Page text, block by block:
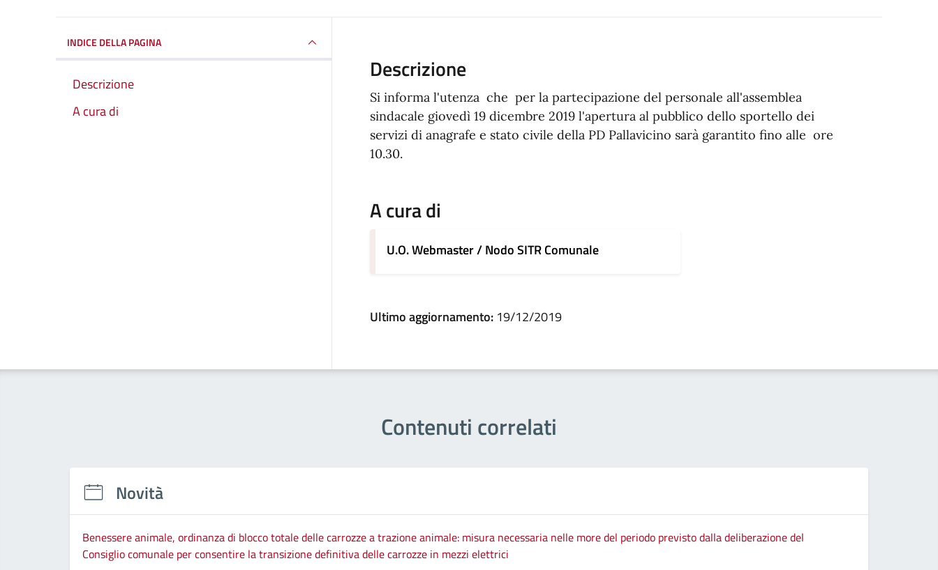
INDICE DELLA PAGINA
Descrizione
A cura di
Descrizione
Si informa l'utenza che per la partecipazione del personale all'assemblea
sindacale giovedì 19 dicembre 2019 l'apertura al pubblico dello sportello dei
servizi di anagrafe e stato civile della PD Pallavicino sarà garantito fino alle ore
10.30.
A cura di
U.O. Webmaster / Nodo SITR Comunale
Ultimo aggiornamento: 19/12/2019
Contenuti correlati
Novità
Benessere animale, ordinanza di blocco totale delle carrozze a trazione animale: misura necessaria nelle more del periodo previsto dalla deliberazione del
Consiglio comunale per consentire la transizione definitiva delle carrozze in mezzi elettrici